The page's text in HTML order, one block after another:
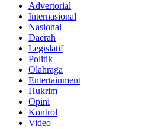
Advertorial
Internasional
Nasional
Daerah
Legislatif
Politik
Olahraga
Entertainment
Hukrim
Opini
Kontrol
Video